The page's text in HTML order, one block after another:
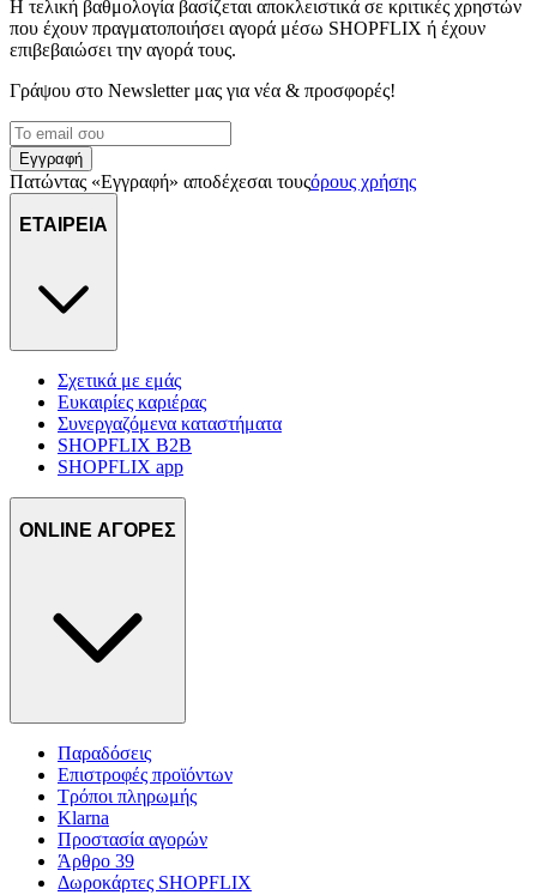
Η τελική βαθμολογία βασίζεται αποκλειστικά σε κριτικές χρηστών
που έχουν πραγματοποιήσει αγορά μέσω SHOPFLIX ή έχουν
επιβεβαιώσει την αγορά τους.
Γράψου στο Νewsletter μας για νέα & προσφορές!
Εγγραφή
Πατώντας «Εγγραφή» αποδέχεσαι τουςόρους χρήσης
ΕΤΑΙΡΕΙΑ
Σχετικά με εμάς
Ευκαιρίες καριέρας
Συνεργαζόμενα καταστήματα
SHOPFLIX B2B
SHOPFLIX app
ONLINE ΑΓΟΡΕΣ
Παραδόσεις
Επιστροφές προϊόντων
Τρόποι πληρωμής
Klarna
Προστασία αγορών
Άρθρο 39
Δωροκάρτες SHOPFLIX